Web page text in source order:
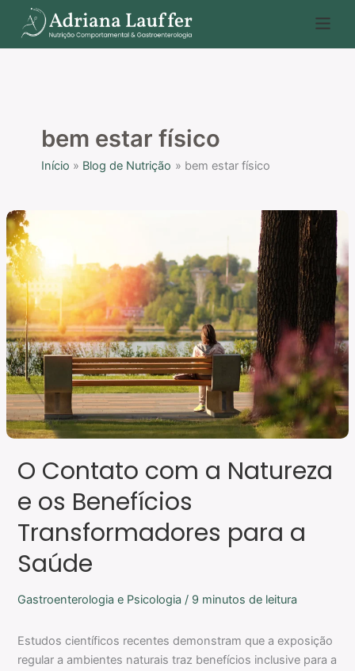
para
o
bem estar físico
Início Blog de Nutrição bem estar físico
O Contato com a Natureza
e os Benefícios
Transformadores para a
Saúde
Gastroenterologia e Psicologia / 9 minutos de leitura
Estudos científicos recentes demonstram que a exposição
regular a ambientes naturais traz benefícios inclusive para a
O
Contato
com
a
Natureza
e
os
Benefícios
Transformadores
para
a
Saúde
P
e
s
a